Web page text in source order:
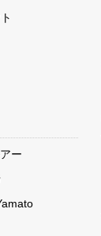
ー